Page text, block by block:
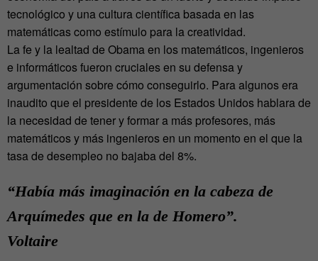
tecnológico y una cultura científica basada en las
matemáticas como estímulo para la creatividad.
La fe y la lealtad de Obama en los matemáticos, ingenieros
e informáticos fueron cruciales en su defensa y
argumentación sobre cómo conseguirlo. Para algunos era
inaudito que el presidente de los Estados Unidos hablara de
la necesidad de tener y formar a más profesores, más
matemáticos y más ingenieros en un momento en el que la
tasa de desempleo no bajaba del 8%.
“Había más imaginación en la cabeza de
Arquímedes que en la de Homero”.
Voltaire